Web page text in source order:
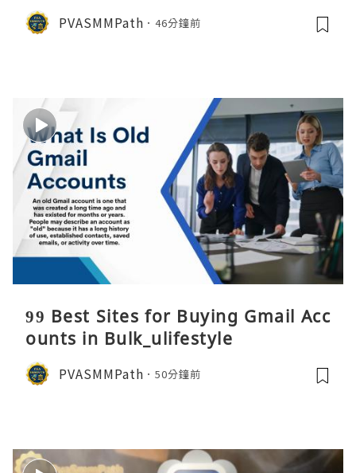
PVASMMPath 46分鐘前
99 Best Sites for Buying Gmail Acc
ounts in Bulk_ulifestyle
PVASMMPath 50分鐘前